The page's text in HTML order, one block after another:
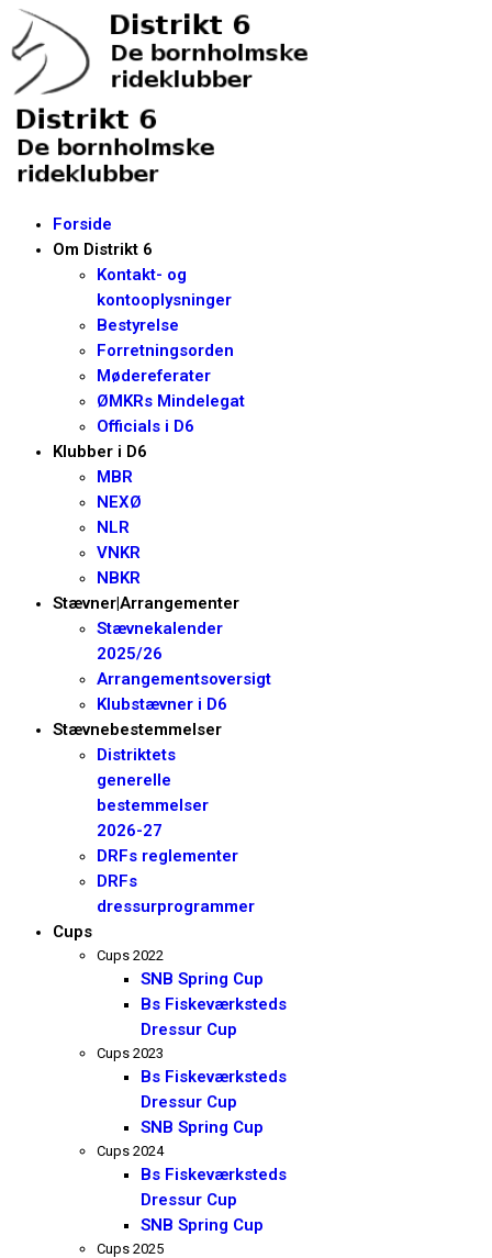
Forside
Om Distrikt 6
Kontakt- og
kontooplysninger
Bestyrelse
Forretningsorden
Mødereferater
ØMKRs Mindelegat
Officials i D6
Klubber i D6
MBR
NEXØ
NLR
VNKR
NBKR
Stævner|Arrangementer
Stævnekalender
2025/26
Arrangementsoversigt
Klubstævner i D6
Stævnebestemmelser
Distriktets
generelle
bestemmelser
2026-27
DRFs reglementer
DRFs
dressurprogrammer
Cups
Cups 2022
SNB Spring Cup
Bs Fiskeværksteds
Dressur Cup
Cups 2023
Bs Fiskeværksteds
Dressur Cup
SNB Spring Cup
Cups 2024
Bs Fiskeværksteds
Dressur Cup
SNB Spring Cup
Cups 2025